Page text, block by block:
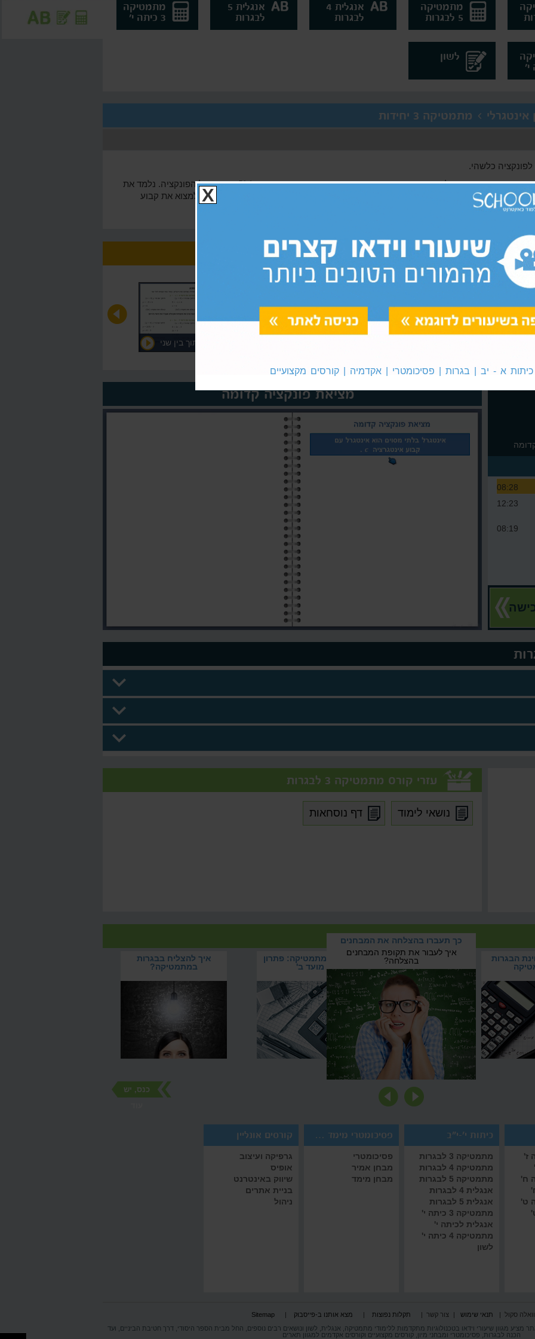
מתמטיקה
5 לבגרות
אנגלית 4
לבגרות
אנגלית 5
לבגרות
מתמטיקה
3 כיתה י'
לשון
> מתמטיקה 3 יחידות
כלשהי.
אינטגרל בלתי מסוים הוא אינטגרל עם קבוע אינטגרציה c. ניתן למצוא פונקציה קדומה כאשר נתונות נגזרת הפונקציה f'(x) ונקודה על הפונקציה. נלמד את
השלבים במציאת פונקציה קדומה שכוללים ביצוע אינטגרל מסוים על הנגזרת f'(x), והצבת ערכי הנקודה בפונקציה שקיבלנו, על מנת למצוא את קבוע
מציאת נקודות חיתוך בין שני
מציאת פונקציה קדומה
08:28
12:23
08:19
עזרי קורס מתמטיקה 3 לבגרות
נושאי לימוד דף נוסחאות
איך להצליח בבגרות
במתמטיקה?
בגרות במתמטיקה: פתרון
מועד ב'
כך תעברו בהצלחה את
המבחנים
הבגרות
כך תעברו בהצלחה את המבחנים
איך לעבור את תקופת המבחנים
בהצלחה?
במתמטיקה
הבגרות
והשוו
כנס, יש
ז'
ח'
ט'
כיתות י'-י"ב
מתמטיקה 3 לבגרות
מתמטיקה 4 לבגרות
מתמטיקה 5 לבגרות
אנגלית 4 לבגרות
אנגלית 5 לבגרות
מתמטיקה 3 כיתה י'
אנגלית לכיתה י'
מתמטיקה 4 כיתה י'
לשון
פסיכומטרי מימד אמיר/ם
פסיכומטרי
מבחן אמיר
מבחן מימד
קורסים אונליין
גרפיקה ועיצוב
אופיס
שיווק באינטרנט
בניית אתרים
ניהול
סקול תנאי שימוש צור קשר תקלות נפוצות מצא אותנו ב-פייסבוק
Sitemap
מציע מגוון שיעורי וידאו בטכנולוגיות מתקדמות ללימודי מתמטיקה, אנגלית, לשון ונושאים רבים נוספים, החל מבית הספר היסודי, דרך חטיבת הביניים, ועד
הכנה לבגרות, פסיכומטרי ומבחני מיון, קורסים מקצועיים וקורסים אקדמים למגוון תארים
X
כיתות א - יב | בגרות | פסיכומטרי | אקדמיה | קורסים מקצועיים